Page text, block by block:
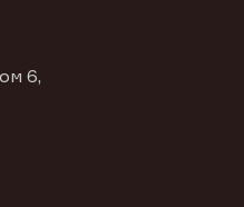
6,